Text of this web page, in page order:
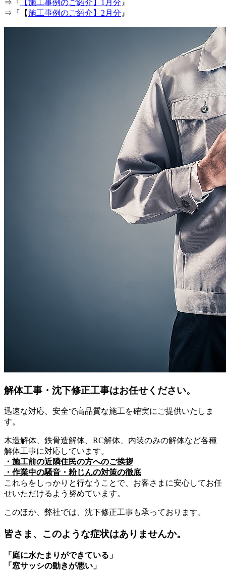
⇒『 【施工事例のご紹介】1月分 』
⇒『【施工事例のご紹介】2月分 』
解体工事・沈下修正工事はお任せください。
迅速な対応、安全で高品質な施工を確実にご提供いたしま
す。
木造解体、鉄骨造解体、RC解体、内装のみの解体など各種
解体工事に対応しています。
・施工前の近隣住民の方へのご挨拶
・作業中の騒音・粉じんの対策の徹底
これらをしっかりと行なうことで、お客さまに安心してお任
せいただけるよう努めています。
このほか、弊社では、沈下修正工事も承っております。
皆さま、このような症状はありませんか。
「庭に水たまりができている」
「窓サッシの動きが悪い」